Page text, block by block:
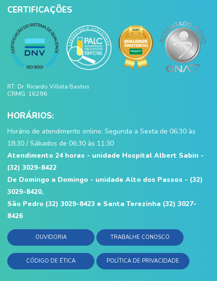
CERTIFICAÇÕES
RT: Dr. Ricardo Villela Bastos
CRMG: 16296
HORÁRIOS:
Horário de atendimento online: Segunda a Sexta de 06:30 às
18:30 / Sábados de 06:30 às 11:30
Atendimento 24 horas - unidade Hospital Albert Sabin -
(32) 3029-8422
De Domingo a Domingo - unidade Alto dos Passos - (32)
3029-8420,
São Pedro (32) 3029-8423 e Santa Terezinha (32) 3027-
8426
OUVIDORIA TRABALHE CONOSCO
CÓDIGO DE ÉTICA POLÍTICA DE PRIVACIDADE